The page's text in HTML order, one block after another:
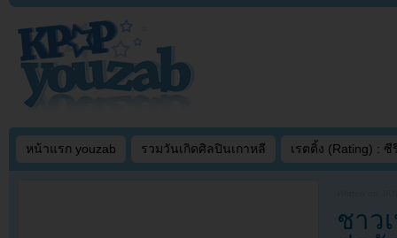
หน้าแรก youzab รวมวันเกิดศิลปินเกาหลี เรตติ้ง (Rating) : ซี
ชาว